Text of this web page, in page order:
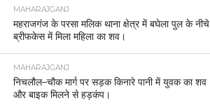
MAHARAJGANJ
महराजगंज के परसा मलिक थाना क्षेत्र में बघेला पुल के नीचे
ब्रीफकेस में मिला महिला का शव।
MAHARAJGANJ
निचलौल–चौक मार्ग पर सड़क किनारे पानी में युवक का शव
और बाइक मिलने से हड़कंप।